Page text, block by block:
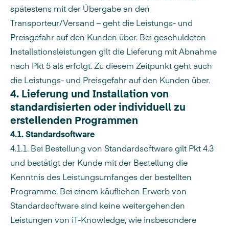
spätestens mit der Übergabe an den
Transporteur/Versand – geht die Leistungs- und
Preisgefahr auf den Kunden über. Bei geschuldeten
Installationsleistungen gilt die Lieferung mit Abnahme
nach Pkt 5 als erfolgt. Zu diesem Zeitpunkt geht auch
die Leistungs- und Preisgefahr auf den Kunden über.
4. Lieferung und Installation von
standardisierten oder individuell zu
erstellenden Programmen
4.1. Standardsoftware
4.1.1. Bei Bestellung von Standardsoftware gilt Pkt 4.3
und bestätigt der Kunde mit der Bestellung die
Kenntnis des Leistungsumfanges der bestellten
Programme. Bei einem käuflichen Erwerb von
Standardsoftware sind keine weitergehenden
Leistungen von iT-Knowledge, wie insbesondere